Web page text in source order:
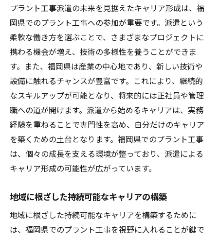
プラント工事派遣の未来を見据えたキャリア形成は、福
岡県でのプラント工事への参加が重要です。派遣という
柔軟な働き方を選ぶことで、さまざまなプロジェクトに
携わる機会が増え、技術の多様性を養うことができま
す。また、福岡県は産業の中心地であり、新しい技術や
設備に触れるチャンスが豊富です。これにより、継続的
なスキルアップが可能となり、将来的には正社員や管理
職への道が開けます。派遣から始めるキャリアは、実務
経験を重ねることで専門性を高め、自分だけのキャリア
を築くための土台となります。福岡県でのプラント工事
は、個々の成長を支える環境が整っており、派遣による
キャリア形成の可能性が広がっています。
地域に根ざした持続可能なキャリアの構築
地域に根ざした持続可能なキャリアを構築するために
は、福岡県でのプラント工事を視野に入れることが鍵で